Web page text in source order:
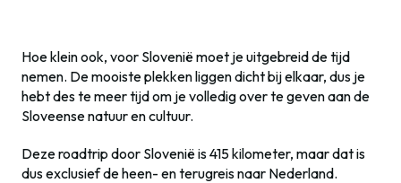
Hoe klein ook, voor Slovenië moet je uitgebreid de tijd
nemen. De mooiste plekken liggen dicht bij elkaar, dus je
hebt des te meer tijd om je volledig over te geven aan de
Sloveense natuur en cultuur.
Deze roadtrip door Slovenië is 415 kilometer, maar dat is
dus exclusief de heen- en terugreis naar Nederland.